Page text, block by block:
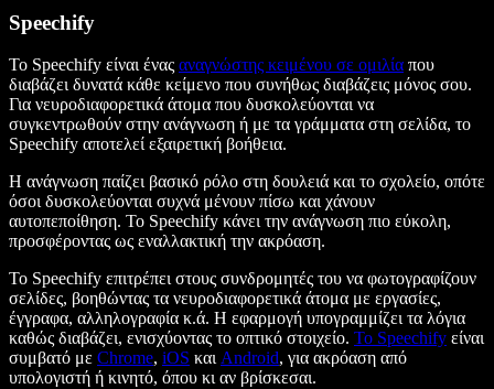
Speechify
Το Speechify είναι ένας αναγνώστης κειμένου σε ομιλία που
διαβάζει δυνατά κάθε κείμενο που συνήθως διαβάζεις μόνος σου.
Για νευροδιαφορετικά άτομα που δυσκολεύονται να
συγκεντρωθούν στην ανάγνωση ή με τα γράμματα στη σελίδα, το
Speechify αποτελεί εξαιρετική βοήθεια.
Η ανάγνωση παίζει βασικό ρόλο στη δουλειά και το σχολείο, οπότε
όσοι δυσκολεύονται συχνά μένουν πίσω και χάνουν
αυτοπεποίθηση. Το Speechify κάνει την ανάγνωση πιο εύκολη,
προσφέροντας ως εναλλακτική την ακρόαση.
Το Speechify επιτρέπει στους συνδρομητές του να φωτογραφίζουν
σελίδες, βοηθώντας τα νευροδιαφορετικά άτομα με εργασίες,
έγγραφα, αλληλογραφία κ.ά. Η εφαρμογή υπογραμμίζει τα λόγια
καθώς διαβάζει, ενισχύοντας το οπτικό στοιχείο. Το Speechify είναι
συμβατό με Chrome, iOS καιAndroid, για ακρόαση από
υπολογιστή ή κινητό, όπου κι αν βρίσκεσαι.